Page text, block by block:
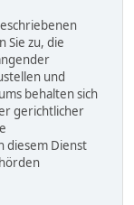
Sie zu, die
und
behalten sich
gerichtlicher
diesem Dienst